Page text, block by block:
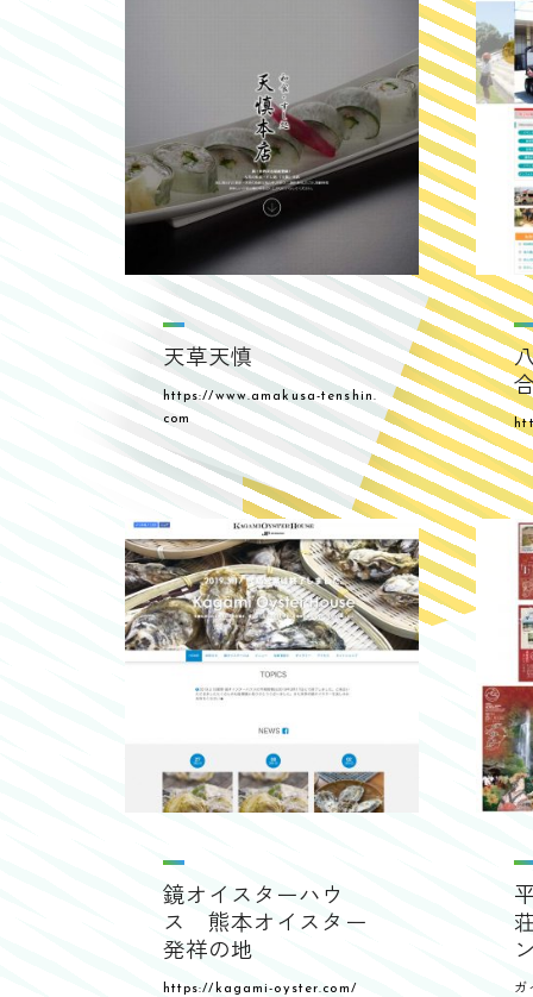
天草天慎
https://www.amakusa-tenshin.
com
鏡オイスターハウ
ス 熊本オイスター
発祥の地
https://kagami-oyster.com/ ガ